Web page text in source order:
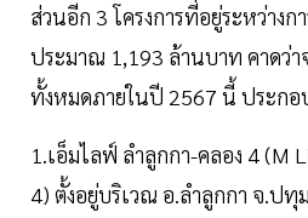
ส่วนอีก 3 โครงการที่อยู่ระหว่างก
ประมาณ 1,193 ล้านบาท คาดว่า
ทั้งหมดภายในปี 2567 นี้ ประกอ
1.เอ็มไลฟ์ ลำลูกกา-คลอง 4 (M
4) ตั้งอยู่บริเวณ อ.ลำลูกกา จ.ป